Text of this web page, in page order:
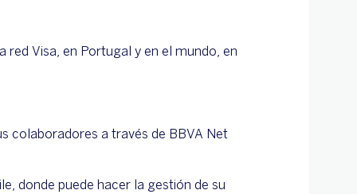
Visa, en Portugal y en el mundo, en
colaboradores a través de BBVA Net
donde puede hacer la gestión de su